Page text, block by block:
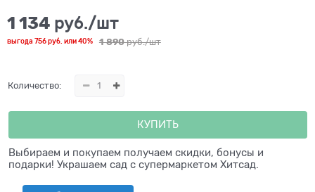
1 890 руб./шт
1 134 руб./шт
выгода 756 руб. или40%
Количество:
КУПИТЬ
Выбираем и покупаем получаем скидки, бонусы и
подарки! Украшаем сад с супермаркетом Хитсад.